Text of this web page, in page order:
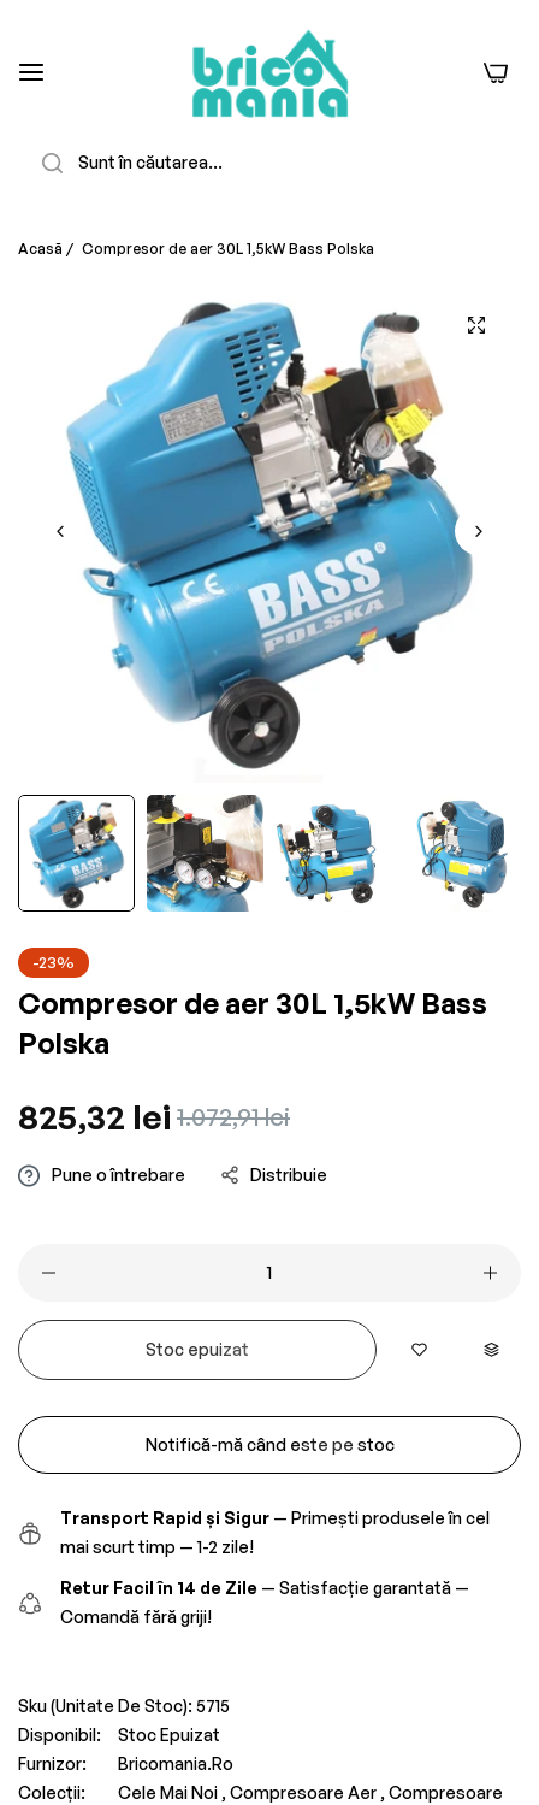
0
Acasă / Compresor de aer 30L 1,5kW Bass Polska
-23%
Compresor de aer 30L 1,5kW Bass
Polska
Preț
obișnuit
825,32 lei Preț
1.072,91 lei
Pune o întrebare Distribuie
Stoc epuizat
Notifică-mă când este pe stoc
Transport Rapid și Sigur — Primești produsele în cel
mai scurt timp — 1-2 zile!
Retur Facil în 14 de Zile — Satisfacție garantată —
Comandă fără griji!
Sku (Unitate De Stoc): 5715
Disponibil:
Stoc Epuizat
Furnizor:
Bricomania.ro
Colecții:
Cele Mai Noi , Compresoare Aer , Compresoare